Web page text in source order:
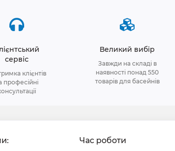
сервіс
клієнтів
професійні
Великий вибір
Завжди на складі в
наявності понад 550
товарів для басейнів
Час роботи